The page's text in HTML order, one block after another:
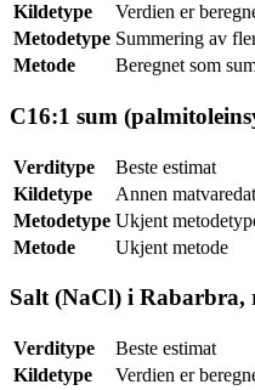
Kildetype
Verdien er
Metodetype Summering av
Metode
Beregnet som
C16:1 sum
Verditype
Beste estimat
Kildetype
Annen
Metodetype Ukjent
Metode
Ukjent metode
Salt (NaCl) i Rabarbra,
Verditype
Beste estimat
Kildetype
Verdien er